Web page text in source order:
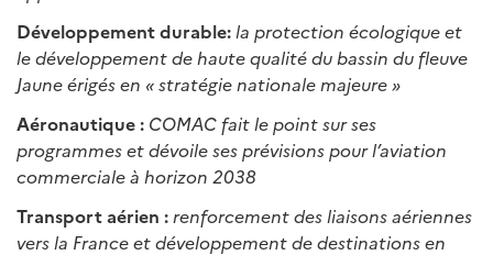
Développement durable: la protection écologique et
le développement de haute qualité du bassin du fleuve
Jaune érigés en « stratégie nationale majeure »
Aéronautique : COMAC fait le point sur ses
programmes et dévoile ses prévisions pour l’aviation
commerciale à horizon 2038
Transport aérien : renforcement des liaisons aériennes
vers la France et développement de destinations en